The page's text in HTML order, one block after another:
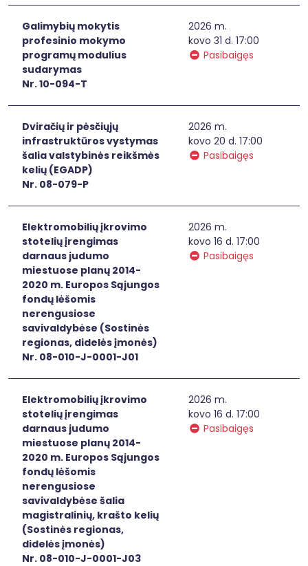
Galimybių mokytis
profesinio mokymo
programų modulius
sudarymas
Nr. 10-094-T
2026 m.
kovo 31 d. 17:00
Pasibaigęs
Dviračių ir pėsčiųjų
infrastruktūros vystymas
šalia valstybinės reikšmės
kelių (EGADP)
Nr. 08-079-P
2026 m.
kovo 20 d. 17:00
Pasibaigęs
Elektromobilių įkrovimo
stotelių įrengimas
darnaus judumo
miestuose planų 2014-
2020 m. Europos Sąjungos
fondų lėšomis
nerengusiose
savivaldybėse (Sostinės
regionas, didelės įmonės)
Nr. 08-010-J-0001-J01
2026 m.
kovo 16 d. 17:00
Pasibaigęs
Elektromobilių įkrovimo
stotelių įrengimas
darnaus judumo
miestuose planų 2014-
2020 m. Europos Sąjungos
fondų lėšomis
nerengusiose
savivaldybėse šalia
magistralinių, krašto kelių
(Sostinės regionas,
didelės įmonės)
Nr. 08-010-J-0001-J03
2026 m.
kovo 16 d. 17:00
Pasibaigęs